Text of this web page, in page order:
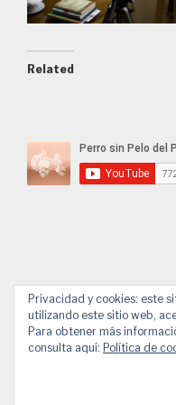
Related
FacebookYouTube
Privacidad y cookies: este
utilizando este sitio web,
Para obtener más
consulta aquí: Política de